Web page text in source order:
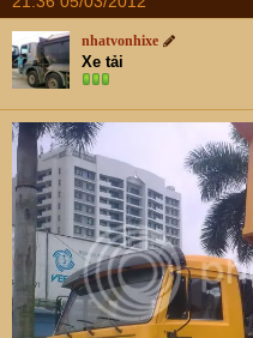
nhatvonhixe
Xe tải